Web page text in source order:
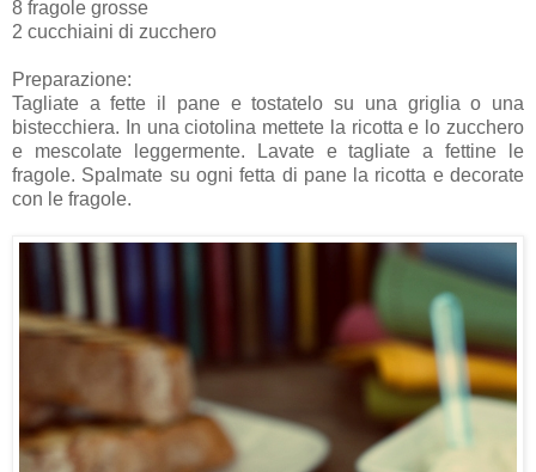
8 fragole grosse
2 cucchiaini di zucchero
Preparazione:
Tagliate a fette il pane e tostatelo su una griglia o una
bistecchiera. In una ciotolina mettete la ricotta e lo zucchero
e mescolate leggermente. Lavate e tagliate a fettine le
fragole. Spalmate su ogni fetta di pane la ricotta e decorate
con le fragole.